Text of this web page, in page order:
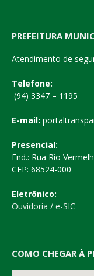
PREFEITURA
Atendimento de
Telefone:
(94) 3347 – 1195
E-mail:
Presencial:
End.: Rua Rio
CEP: 68524-000
Eletrônico:
Ouvidoria / e-SIC
COMO CHEGAR À